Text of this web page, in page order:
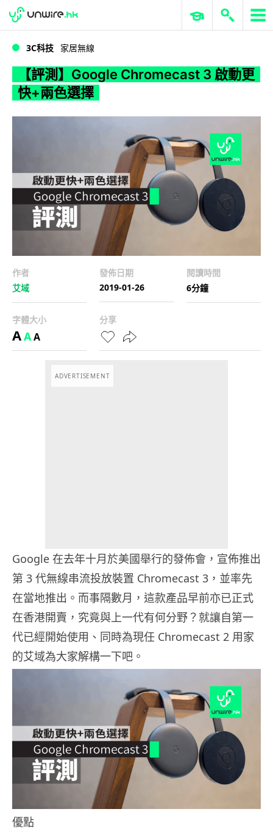
WWDC 2026 ERP 與商業 AI
3C科技 家居無線
【評測】Google Chromecast 3 啟動更
快+兩色選擇
作者
艾域
發佈日期
2019-01-26
閱讀時間
6分鐘
字體大小
AAA
分享
ADVERTISEMENT
Google 在去年十月於美國舉行的發佈會，宣佈推出
第 3 代無線串流投放裝置 Chromecast 3，並率先
在當地推出。而事隔數月，這款產品早前亦已正式
在香港開賣，究竟與上一代有何分野？就讓自第一
代已經開始使用、同時為現任 Chromecast 2 用家
的艾域為大家解構一下吧。
優點